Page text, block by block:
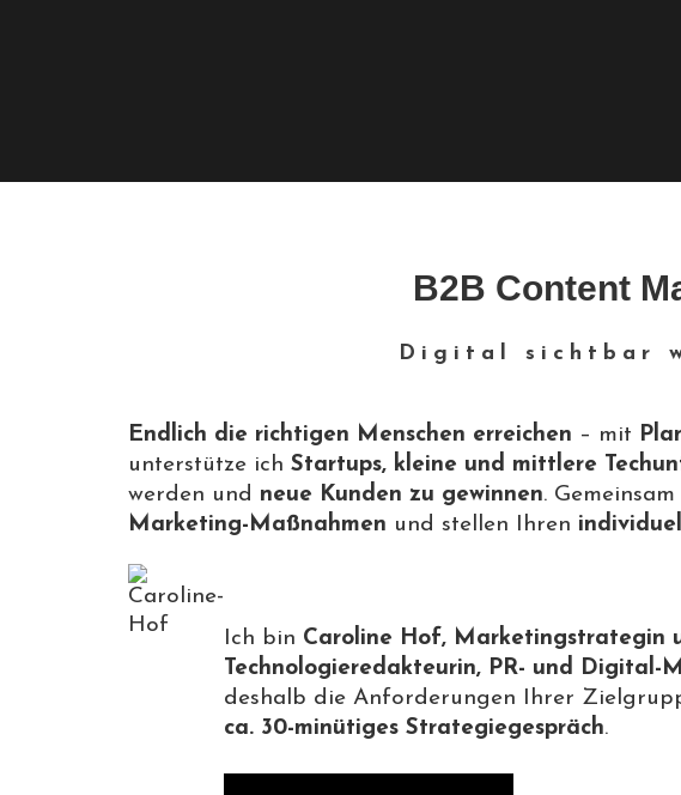
B2B Content
Digital sichtbar
Endlich die richtigen Menschen erreichen – mit
unterstütze ich Startups, kleine und mittlere
werden und neue Kunden zu gewinnen.
Marketing-Maßnahmen und stellen Ihren
Ich bin Caroline Hof, Marketingstrategin
Technologieredakteurin, PR- und Digital-
deshalb die Anforderungen Ihrer
ca. 30-minütiges Strategiegespräch.